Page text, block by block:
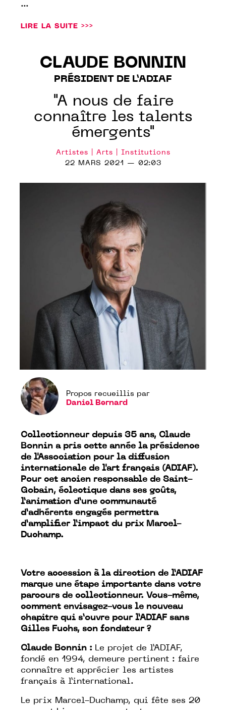
...
LIRE LA SUITE >>>
CLAUDE BONNIN
PRÉSIDENT DE L’ADIAF
"A nous de faire
connaître les talents
émergents"
Artistes | Arts | Institutions
22 MARS 2021 — 02:03
Propos recueillis par
Daniel Bernard
Collectionneur depuis 35 ans, Claude
Bonnin a pris cette année la présidence
de l'Association pour la diffusion
internationale de l'art français (ADIAF).
Pour cet ancien responsable de Saint-
Gobain, éclectique dans ses goûts,
l’animation d’une communauté
d’adhérents engagés permettra
d’amplifier l’impact du prix Marcel-
Duchamp.
Votre accession à la direction de l’ADIAF
marque une étape importante dans votre
parcours de collectionneur. Vous-même,
comment envisagez-vous le nouveau
chapitre qui s’ouvre pour l’ADIAF sans
Gilles Fuchs, son fondateur ?
Claude Bonnin : Le projet de l’ADIAF,
fondé en 1994, demeure pertinent : faire
connaître et apprécier les artistes
français à l’international.
Le prix Marcel-Duchamp, qui fête ses 20